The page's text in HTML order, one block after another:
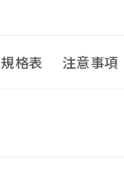
規格表 注意事項